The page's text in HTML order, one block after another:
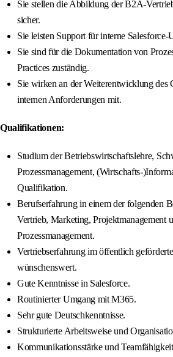
Sie stellen die Abbildung der B2A-
sicher.
Sie leisten Support für interne
Sie sind für die Dokumentation von
Practices zuständig.
Sie wirken an der Weiterentwicklung des
internen Anforderungen mit.
Qualifikationen:
Studium der Betriebswirtschaftslehre,
Prozessmanagement, (Wirtschafts-
Qualifikation.
Berufserfahrung in einem der folgenden
Vertrieb, Marketing, Projektmanagement
Prozessmanagement.
Vertriebserfahrung im öffentlich
wünschenswert.
Gute Kenntnisse in Salesforce.
Routinierter Umgang mit M365.
Sehr gute Deutschkenntnisse.
Strukturierte Arbeitsweise und
Kommunikationsstärke und